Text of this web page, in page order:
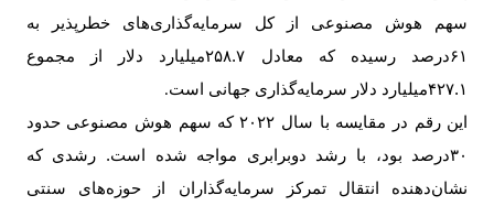
سهم هوش مصنوعی از کل سرمایه‌گذاری‌های خطرپذیر به
۶۱درصد رسیده که معادل ۲۵۸.۷‌میلیارد دلار از مجموع
۴۲۷.۱‌میلیارد دلار سرمایه‌گذاری جهانی است.
این رقم در مقایسه با سال ۲۰۲۲ که سهم هوش مصنوعی حدود
۳۰درصد بود، با رشد دوبرابری مواجه شده است. رشدی که
نشان‌دهنده انتقال تمرکز سرمایه‌گذاران از حوزه‌های سنتی